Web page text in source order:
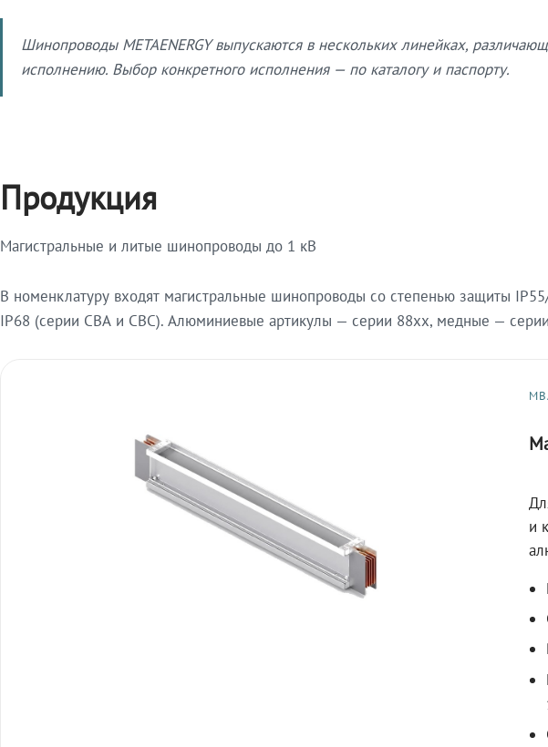
Шинопроводы METAENERGY выпускаются в нескольких линейках,
исполнению. Выбор конкретного исполнения — по каталогу и паспорту.
Продукция
Магистральные и литые шинопроводы до 1 кВ
В номенклатуру входят магистральные шинопроводы со степенью защиты
IP68 (серии СВА и СВС). Алюминиевые артикулы — серии 88xx, медные —
и